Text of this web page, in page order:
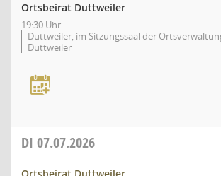
Ortsbeirat Duttweiler
19:30 Uhr
Duttweiler, im Sitzungssaal der
Duttweiler
DI 07.07.2026